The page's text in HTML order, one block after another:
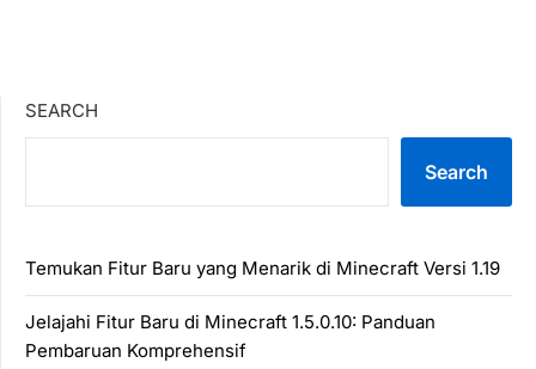
SEARCH
Search
Temukan Fitur Baru yang Menarik di Minecraft Versi 1.19
Jelajahi Fitur Baru di Minecraft 1.5.0.10: Panduan
Pembaruan Komprehensif